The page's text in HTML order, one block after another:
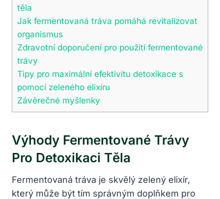
těla
Jak fermentovaná tráva pomáhá revitalizovat
organismus
Zdravotní doporučení pro použití fermentované
trávy
Tipy pro maximální efektivitu detoxikace s
pomocí zeleného elixíru
Závěrečné myšlenky
Výhody Fermentované Trávy
Pro Detoxikaci Těla
Fermentovaná tráva je skvělý zelený elixír,
který může být tím správným doplňkem pro